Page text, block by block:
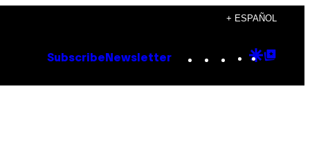
+ ESPAÑOL
Subscribe Newsletter Instagram
TikTok
YouTube
Google